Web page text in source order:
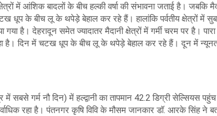
में आंशिक बादलों के बीच हल्की वर्षा की संभावना जताई है। जबकि
धूप के बीच लू के थपेड़े बेहाल कर रहे हैं। हालांकि पर्वतीय क्षेत्रों में
है। देहरादून समेत ज्यादातर मैदानी क्षेत्रों में गर्मी चरम पर है।
है। दिन में चटख धूप के बीच लू के थपेड़े बेहाल कर रहे हैं। दून में
में सबसे गर्म नौ दिन) में हल्द्वानी का तापमान 42.2 डिग्री सेल्सियस
रहा है। पंतनगर कृषि विवि के मौसम जानकार डॉ. आरके सिंह ने